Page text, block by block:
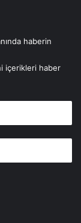
haberin
içerikleri haber